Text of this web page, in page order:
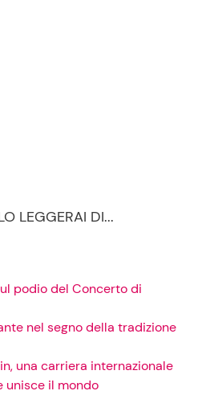
LEGGERAI DI...
podio del Concerto di
nel segno della tradizione
una carriera internazionale
unisce il mondo